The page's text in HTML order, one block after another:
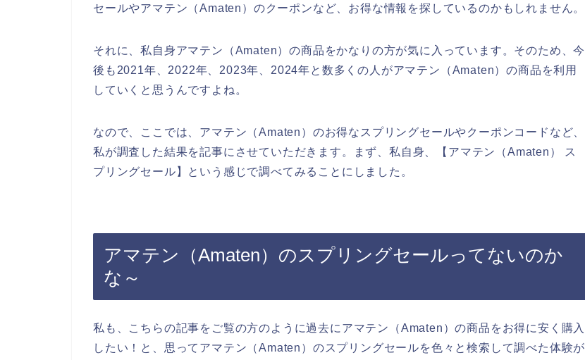
セールやアマテン（Amaten）のクーポンなど、お得な情報を探しているのかもしれません。
それに、私自身アマテン（Amaten）の商品をかなりの方が気に入っています。そのため、今
後も2021年、2022年、2023年、2024年と数多くの人がアマテン（Amaten）の商品を利用
していくと思うんですよね。
なので、ここでは、アマテン（Amaten）のお得なスプリングセールやクーポンコードなど、
私が調査した結果を記事にさせていただきます。まず、私自身、【アマテン（Amaten） ス
プリングセール】という感じで調べてみることにしました。
アマテン（Amaten）のスプリングセールってないのか
な～
私も、こちらの記事をご覧の方のように過去にアマテン（Amaten）の商品をお得に安く購入
したい！と、思ってアマテン（Amaten）のスプリングセールを色々と検索して調べた体験が